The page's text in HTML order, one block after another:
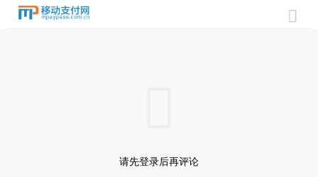

请先登录后再评论